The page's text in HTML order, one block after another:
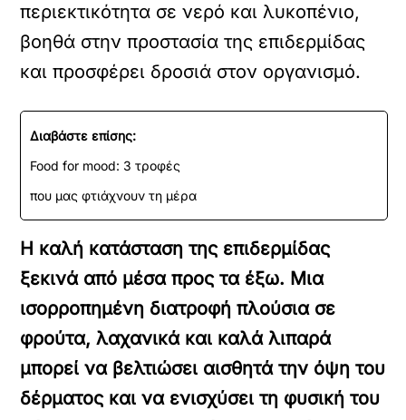
περιεκτικότητα σε νερό και λυκοπένιο,
βοηθά στην προστασία της επιδερμίδας
και προσφέρει δροσιά στον οργανισμό.
Διαβάστε επίσης:
Food for mood: 3 τροφές
που μας φτιάχνουν τη μέρα
Η καλή κατάσταση της επιδερμίδας
ξεκινά από μέσα προς τα έξω. Μια
ισορροπημένη διατροφή πλούσια σε
φρούτα, λαχανικά και καλά λιπαρά
μπορεί να βελτιώσει αισθητά την όψη του
δέρματος και να ενισχύσει τη φυσική του